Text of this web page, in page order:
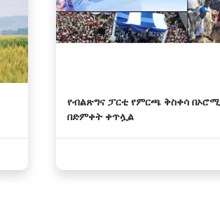
የብልጽግና ፓርቲ የምርጫ ቅስቀሳ
በድምቀት ቀጥሏል